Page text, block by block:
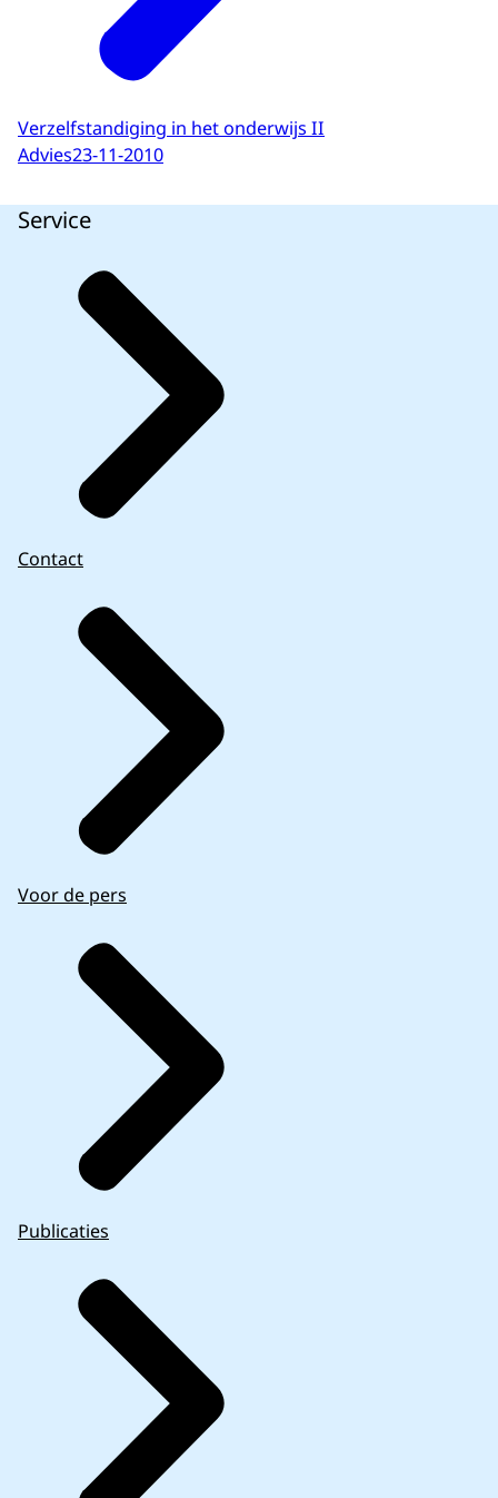
Verzelfstandiging in het onderwijs II
Advies23-11-2010
Service
Contact
Voor de pers
Publicaties